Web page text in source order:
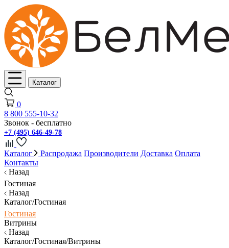
Каталог
0
8 800 555-10-32
Звонок - бесплатно
+7 (495) 646-49-78
Каталог Распродажа Производители Доставка Оплата
Контакты
Назад
Гостиная
Назад
Каталог/Гостиная
Гостиная
Витрины
Назад
Каталог/Гостиная/Витрины